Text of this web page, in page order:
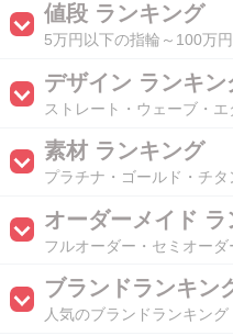
値段 ランキング
5万円以下の指輪～100万
デザイン ランキン
ストレート・ウェーブ・
素材 ランキング
プラチナ・ゴールド・チ
オーダーメイド ラ
フルオーダー・セミオーダ
ブランドランキン
人気のブランドランキング